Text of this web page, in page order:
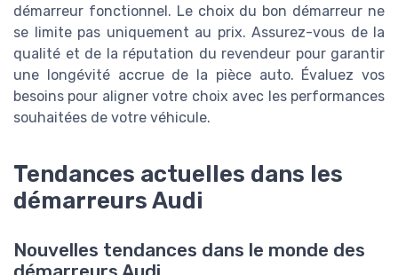
démarreur fonctionnel. Le choix du bon démarreur ne
se limite pas uniquement au prix. Assurez-vous de la
qualité et de la réputation du revendeur pour garantir
une longévité accrue de la pièce auto. Évaluez vos
besoins pour aligner votre choix avec les performances
souhaitées de votre véhicule.
Tendances actuelles dans les
démarreurs Audi
Nouvelles tendances dans le monde des